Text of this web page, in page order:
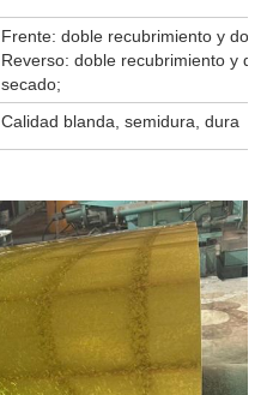
Frente: doble recubrimiento y
Reverso: doble recubrimiento y
secado;
Calidad blanda, semidura, dura